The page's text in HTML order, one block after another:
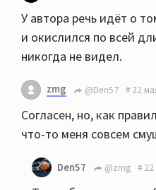
У автора речь идёт о
и окислился по всей
никогда не видел.
zmg @Den57 22
Согласен, но, как
что-то меня совсем
Den57 @zmg